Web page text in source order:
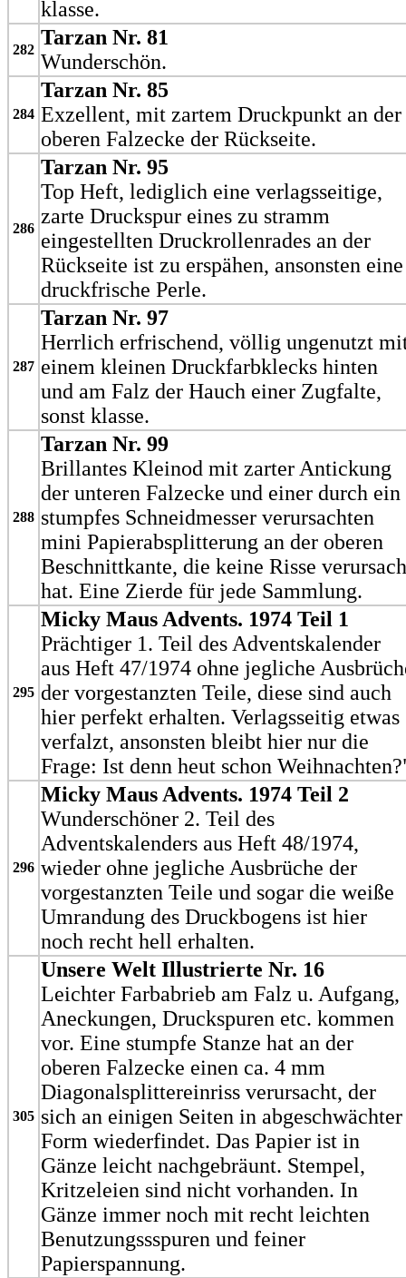
klasse.
282
Tarzan Nr. 81
Wunderschön.
284
Tarzan Nr. 85
Exzellent, mit zartem Druckpunkt an der
oberen Falzecke der Rückseite.
286
Tarzan Nr. 95
Top Heft, lediglich eine verlagsseitige,
zarte Druckspur eines zu stramm
eingestellten Druckrollenrades an der
Rückseite ist zu erspähen, ansonsten eine
druckfrische Perle.
287
Tarzan Nr. 97
Herrlich erfrischend, völlig ungenutzt
einem kleinen Druckfarbklecks hinten
und am Falz der Hauch einer Zugfalte,
sonst klasse.
288
Tarzan Nr. 99
Brillantes Kleinod mit zarter Antickung
der unteren Falzecke und einer durch ein
stumpfes Schneidmesser verursachten
mini Papierabsplitterung an der oberen
Beschnittkante, die keine Risse
hat. Eine Zierde für jede Sammlung.
295
Micky Maus Advents. 1974 Teil 1
Prächtiger 1. Teil des Adventskalender
aus Heft 47/1974 ohne jegliche
der vorgestanzten Teile, diese sind auch
hier perfekt erhalten. Verlagsseitig etwas
verfalzt, ansonsten bleibt hier nur die
Frage: Ist denn heut schon
296
Micky Maus Advents. 1974 Teil 2
Wunderschöner 2. Teil des
Adventskalenders aus Heft 48/1974,
wieder ohne jegliche Ausbrüche der
vorgestanzten Teile und sogar die weiße
Umrandung des Druckbogens ist hier
noch recht hell erhalten.
305
Unsere Welt Illustrierte Nr. 16
Leichter Farbabrieb am Falz u. Aufgang,
Aneckungen, Druckspuren etc. kommen
vor. Eine stumpfe Stanze hat an der
oberen Falzecke einen ca. 4 mm
Diagonalsplittereinriss verursacht, der
sich an einigen Seiten in abgeschwächter
Form wiederfindet. Das Papier ist in
Gänze leicht nachgebräunt. Stempel,
Kritzeleien sind nicht vorhanden. In
Gänze immer noch mit recht leichten
Benutzungssspuren und feiner
Papierspannung.